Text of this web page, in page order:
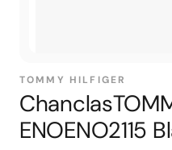
TOMMY HILFIGER
ENOENO2115